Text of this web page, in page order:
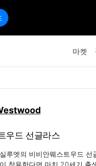
마켓
우드 선글라스
루엣의 비비안웨스트우드 선
착용한다면 마치 20세기 출